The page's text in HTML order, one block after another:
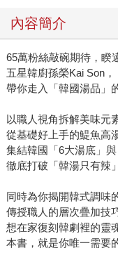
內容簡介
65萬粉絲敲碗期待，睽
五星韓廚孫榮Kai Son
帶你走入「韓國湯品」
以職人視角拆解美味元
從基礎好上手的鯷魚高
集結韓國「6大湯底」
徹底打破「韓湯只有辣
同時為你揭開韓式調味
傳授職人的層次疊加技
想在家復刻韓劇裡的靈
本書，就是你唯一需要